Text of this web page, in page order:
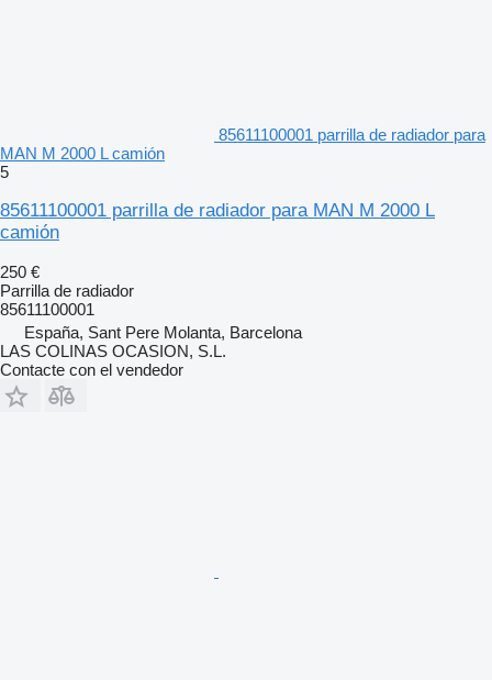
85611100001 parrilla de radiador para
MAN M 2000 L camión
5
85611100001 parrilla de radiador para MAN M 2000 L
camión
250 €
Parrilla de radiador
85611100001
España, Sant Pere Molanta, Barcelona
LAS COLINAS OCASION, S.L.
Contacte con el vendedor